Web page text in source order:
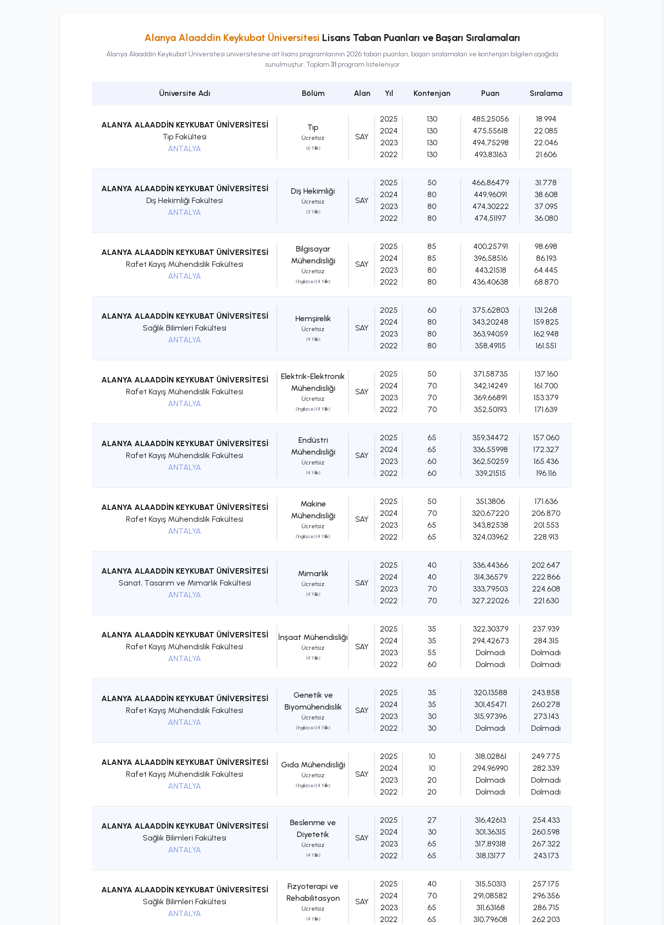
Alanya Alaaddin Keykubat Üniversitesi LisansTaban Puanları ve Başarı Sıralamaları
Alanya Alaaddin Keykubat Üniversitesi üniversitesine ait lisansprogramlarının 2026 taban puanları, başarı sıralamaları ve kontenjan bilgileri aşağıda
sunulmuştur. Toplam 31 program listeleniyor
Üniversite Adı Bölüm Alan Yıl Kontenjan Puan Sıralama
ALANYA ALAADDİN KEYKUBAT ÜNİVERSİTESİ
Tıp Fakültesi
ANTALYA
Tıp
Ücretsiz
(6 Yıllık)
SAY
2025
2024
2023
2022
130
130
130
130
485,25056
475,55618
494,75298
493,83163
18.994
22.085
22.046
21.606
ALANYA ALAADDİN KEYKUBAT ÜNİVERSİTESİ
Diş Hekimliği Fakültesi
ANTALYA
Diş Hekimliği
Ücretsiz
(5 Yıllık)
SAY
2025
2024
2023
2022
50
80
80
80
466,86479
449,96091
474,30222
474,51197
31.778
38.608
37.095
36.080
ALANYA ALAADDİN KEYKUBAT ÜNİVERSİTESİ
Rafet Kayış Mühendislik Fakültesi
ANTALYA
Bilgisayar
Mühendisliği
Ücretsiz
(İngilizce) (4 Yıllık)
SAY
2025
2024
2023
2022
85
85
80
80
400,25791
396,58516
443,21518
436,40638
98.698
86.193
64.445
68.870
ALANYA ALAADDİN KEYKUBAT ÜNİVERSİTESİ
Sağlık Bilimleri Fakültesi
ANTALYA
Hemşirelik
Ücretsiz
(4 Yıllık)
SAY
2025
2024
2023
2022
60
80
80
80
375,62803
343,20248
363,94059
358,49115
131.268
159.825
162.948
161.551
ALANYA ALAADDİN KEYKUBAT ÜNİVERSİTESİ
Rafet Kayış Mühendislik Fakültesi
ANTALYA
Elektrik-Elektronik
Mühendisliği
Ücretsiz
(İngilizce) (4 Yıllık)
SAY
2025
2024
2023
2022
50
70
70
70
371,58735
342,14249
369,66891
352,50193
137.160
161.700
153.379
171.639
ALANYA ALAADDİN KEYKUBAT ÜNİVERSİTESİ
Rafet Kayış Mühendislik Fakültesi
ANTALYA
Endüstri
Mühendisliği
Ücretsiz
(4 Yıllık)
SAY
2025
2024
2023
2022
65
65
60
60
359,34472
336,55998
362,50259
339,21515
157.060
172.327
165.436
196.116
ALANYA ALAADDİN KEYKUBAT ÜNİVERSİTESİ
Rafet Kayış Mühendislik Fakültesi
ANTALYA
Makine
Mühendisliği
Ücretsiz
(İngilizce) (4 Yıllık)
SAY
2025
2024
2023
2022
50
70
65
65
351,3806
320,67220
343,82538
324,03962
171.636
206.870
201.553
228.913
ALANYA ALAADDİN KEYKUBAT ÜNİVERSİTESİ
Sanat, Tasarım ve Mimarlık Fakültesi
ANTALYA
Mimarlık
Ücretsiz
(4 Yıllık)
SAY
2025
2024
2023
2022
40
40
70
70
336,44366
314,36579
333,79503
327,22026
202.647
222.866
224.608
221.630
ALANYA ALAADDİN KEYKUBAT ÜNİVERSİTESİ
Rafet Kayış Mühendislik Fakültesi
ANTALYA
İnşaat Mühendisliği
Ücretsiz
(4 Yıllık)
SAY
2025
2024
2023
2022
35
35
55
60
322,30379
294,42673
Dolmadı
Dolmadı
237.939
284.315
Dolmadı
Dolmadı
ALANYA ALAADDİN KEYKUBAT ÜNİVERSİTESİ
Rafet Kayış Mühendislik Fakültesi
ANTALYA
Genetik ve
Biyomühendislik
Ücretsiz
(İngilizce) (4 Yıllık)
SAY
2025
2024
2023
2022
35
35
30
30
320,13588
301,45471
315,97396
Dolmadı
243.858
260.278
273.143
Dolmadı
ALANYA ALAADDİN KEYKUBAT ÜNİVERSİTESİ
Rafet Kayış Mühendislik Fakültesi
ANTALYA
Gıda Mühendisliği
Ücretsiz
(İngilizce) (4 Yıllık)
SAY
2025
2024
2023
2022
10
10
20
20
318,02861
294,96990
Dolmadı
Dolmadı
249.775
282.339
Dolmadı
Dolmadı
ALANYA ALAADDİN KEYKUBAT ÜNİVERSİTESİ
Sağlık Bilimleri Fakültesi
ANTALYA
Beslenme ve
Diyetetik
Ücretsiz
(4 Yıllık)
SAY
2025
2024
2023
2022
27
30
65
65
316,42613
301,36315
317,89318
318,13177
254.433
260.598
267.322
243.173
ALANYA ALAADDİN KEYKUBAT ÜNİVERSİTESİ
Sağlık Bilimleri Fakültesi
ANTALYA
Fizyoterapi ve
Rehabilitasyon
Ücretsiz
(4 Yıllık)
SAY
2025
2024
2023
2022
40
70
65
65
315,50313
291,08582
311,63168
310,79608
257.175
296.356
286.715
262.203